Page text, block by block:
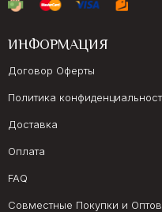
ИНФОРМАЦИЯ
Договор Оферты
Политика
Доставка
Оплата
FAQ
Совместные Покупки и